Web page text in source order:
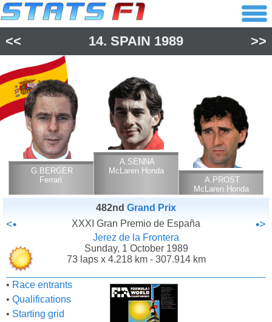
<< 14. SPAIN 1989 >>
G.BERGER
Ferrari
A.SENNA
McLaren Honda
A.PROST
McLaren Honda
482nd Grand Prix
<• XXXI Gran Premio de España •>
Jerez de la Frontera
Sunday, 1 October 1989
73 laps x 4.218 km - 307.914 km
• Race entrants
• Qualifications
• Starting grid